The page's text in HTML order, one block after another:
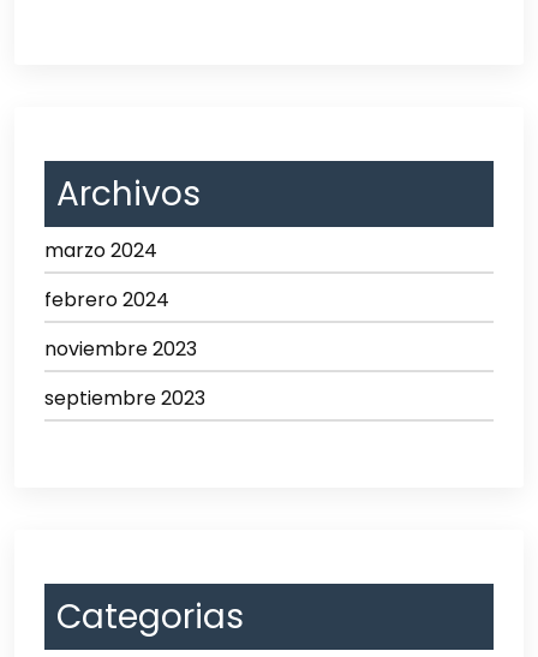
Archivos
marzo 2024
febrero 2024
noviembre 2023
septiembre 2023
Categorias